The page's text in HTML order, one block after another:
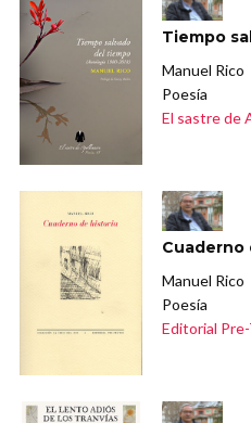
Tiempo
Manuel Rico
Poesía
El sastre de
Cuaderno
Manuel Rico
Poesía
Editorial